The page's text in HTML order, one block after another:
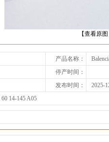
【查看原
产品名称：
停产时间：
发布时间：
2025-
60 14-145 A05